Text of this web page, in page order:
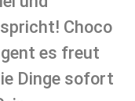
Choco
es freut
Dinge sofort